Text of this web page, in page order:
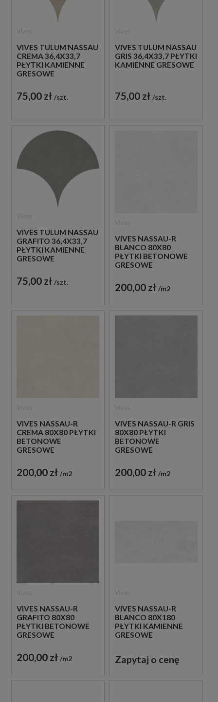
VIVES TULUM NASSAU
CREMA 36,4X33,7
PŁYTKI KAMIENNE
GRESOWE
75,00 zł szt.
VIVES TULUM NASSAU
GRIS 36,4X33,7 PŁYTKI
KAMIENNE GRESOWE
75,00 zł szt.
VIVES TULUM NASSAU
GRAFITO 36,4X33,7
PŁYTKI KAMIENNE
GRESOWE
75,00 zł szt.
VIVES NASSAU-R
BLANCO 80X80
PŁYTKI BETONOWE
GRESOWE
200,00 zł m2
VIVES NASSAU-R
CREMA 80X80 PŁYTKI
BETONOWE
GRESOWE
200,00 zł m2
VIVES NASSAU-R GRIS
80X80 PŁYTKI
BETONOWE
GRESOWE
200,00 zł m2
VIVES NASSAU-R
GRAFITO 80X80
PŁYTKI BETONOWE
GRESOWE
200,00 zł m2
VIVES NASSAU-R
BLANCO 80X180
PŁYTKI KAMIENNE
GRESOWE
Zapytaj o cenę